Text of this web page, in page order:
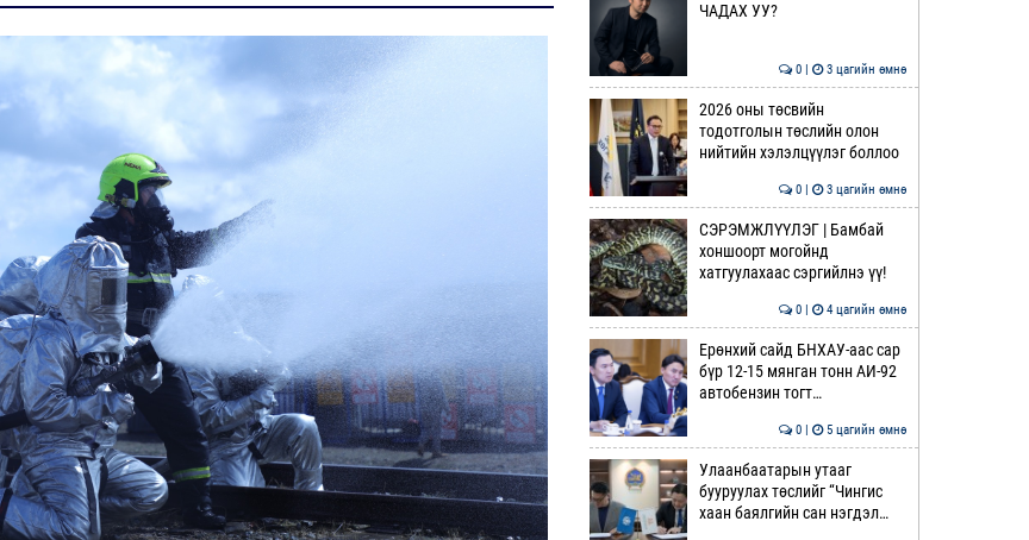
ЧАДАХ УУ?
0 | 3 цагийн өмнө
2026 оны төсвийн
тодотголын төслийн олон
нийтийн хэлэлцүүлэг боллоо
0 | 3 цагийн өмнө
СЭРЭМЖЛҮҮЛЭГ | Бамбай
хоншоорт могойнд
хатгуулахаас сэргийлнэ үү!
0 | 4 цагийн өмнө
Ерөнхий сайд БНХАУ-аас сар
бүр 12-15 мянган тонн АИ-92
автобензин тогт…
0 | 5 цагийн өмнө
Улаанбаатарын утааг
бууруулах төслийг “Чингис
хаан баялгийн сан нэгдэл…